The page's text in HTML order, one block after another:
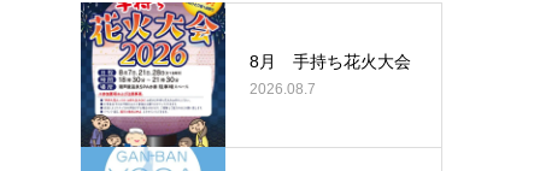
8月 手持ち花火大会
2026.08.7